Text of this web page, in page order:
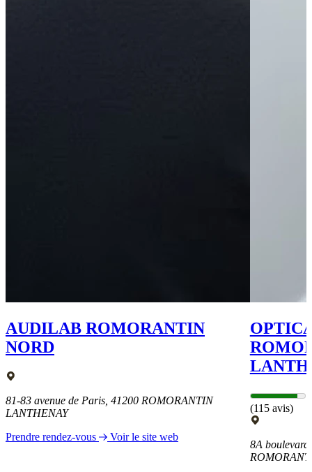
AUDILAB ROMORANTIN
NORD
81-83 avenue de Paris, 41200 ROMORANTIN
LANTHENAY
Prendre rendez-vous
Voir le site web
(115 avis)
8A